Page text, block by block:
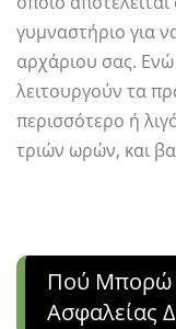
γυμναστήριο για
αρχάριου σας.
λειτουργούν τα
περισσότερο ή
τριών ωρών, και
Πού Μπορώ
Ασφαλείας